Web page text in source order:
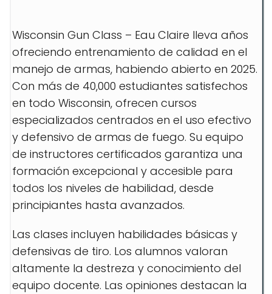
Wisconsin Gun Class – Eau Claire lleva años
ofreciendo entrenamiento de calidad en el
manejo de armas, habiendo abierto en 2025.
Con más de 40,000 estudiantes satisfechos
en todo Wisconsin, ofrecen cursos
especializados centrados en el uso efectivo
y defensivo de armas de fuego. Su equipo
de instructores certificados garantiza una
formación excepcional y accesible para
todos los niveles de habilidad, desde
principiantes hasta avanzados.
Las clases incluyen habilidades básicas y
defensivas de tiro. Los alumnos valoran
altamente la destreza y conocimiento del
equipo docente. Las opiniones destacan la